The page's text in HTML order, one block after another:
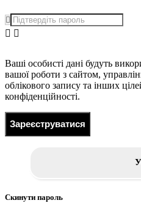
Ваші особисті дані будуть
вашої роботи з сайтом,
облікового запису та інших
конфіденційності.
Зареєструватися
Скинути пароль